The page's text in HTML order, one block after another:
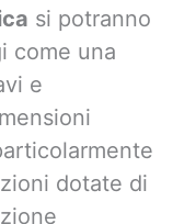
si potranno
come una
e
dotate di